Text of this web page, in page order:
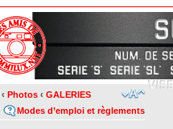
‹ Photos ‹ GALERIES
Modes d’emploi et règlements